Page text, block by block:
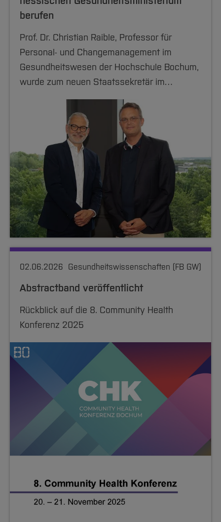
berufen
Prof. Dr. Christian Raible, Professor für
Personal- und Changemanagement im
Gesundheitswesen der Hochschule Bochum,
wurde zum neuen Staatssekretär im…
02.06.2026 Gesundheitswissenschaften (FB GW)
Abstractband veröffentlicht
Rückblick auf die 8. Community Health
Konferenz 2025